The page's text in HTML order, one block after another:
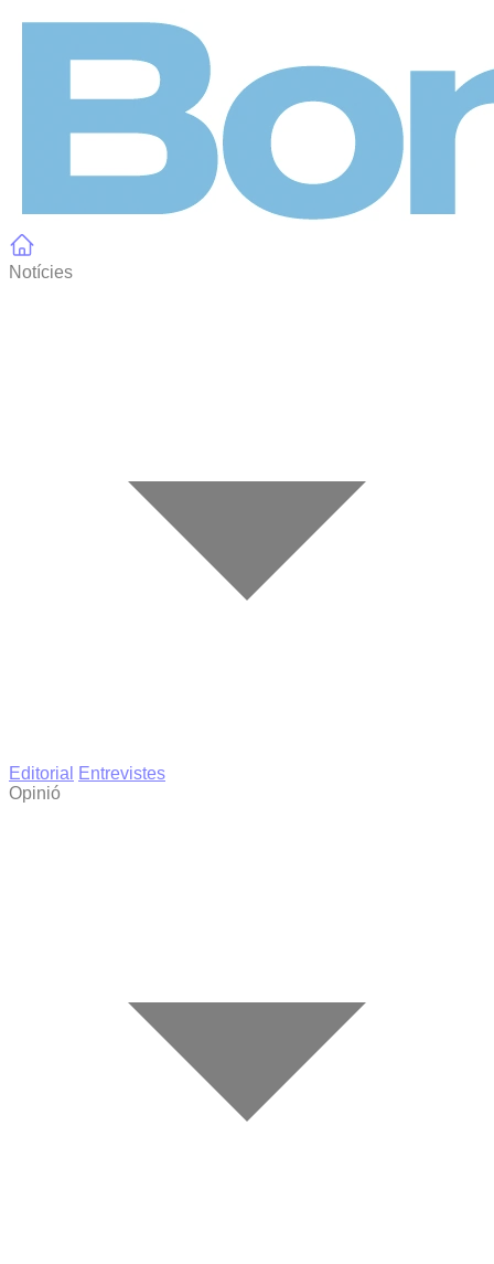
Notícies
Editorial
Entrevistes
Opinió